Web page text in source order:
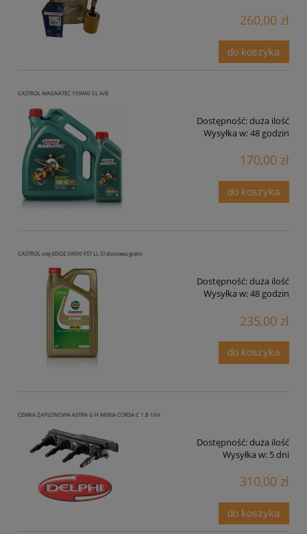
260,00 zł
do koszyka
CASTROL MAGNATEC 10W40 5L A/B
Dostępność:duża ilość
Wysyłka w:48 godzin
170,00 zł
do koszyka
CASTROL olej EDGE 5W30 FST LL 5l dostawa gratis
Dostępność:duża ilość
Wysyłka w:48 godzin
235,00 zł
do koszyka
CEWKA ZAPŁONOWA ASTRA G H MERIA CORSA C 1.8 16V
Dostępność:duża ilość
Wysyłka w: 5 dni
310,00 zł
do koszyka